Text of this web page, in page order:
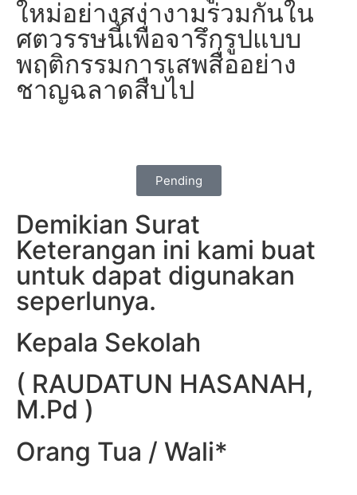
ใหม่อย่างสง่างามร่วมกันใน
ศตวรรษนี้เพื่อจารึกรูปแบบ
พฤติกรรมการเสพสื่ออย่าง
ชาญฉลาดสืบไป
Pending
Demikian Surat
Keterangan ini kami buat
untuk dapat digunakan
seperlunya.
Kepala Sekolah
( RAUDATUN HASANAH,
M.Pd )
Orang Tua / Wali*